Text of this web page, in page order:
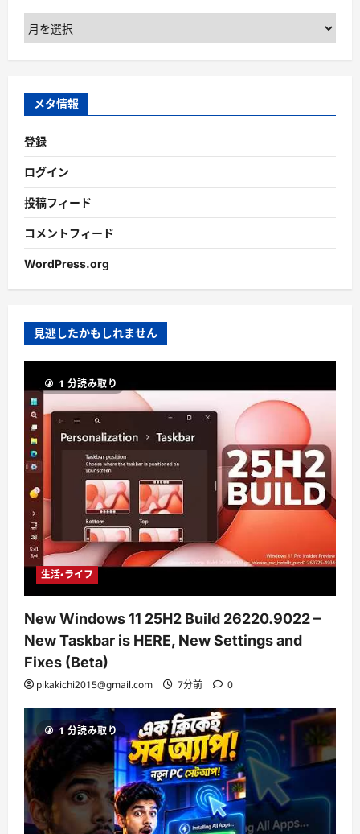
ア
ー
カ
ブ
メタ情報
登録
ログイン
投稿フィード
コメントフィード
WordPress.org
見逃したかもしれません
1 分読み取り
生活・ライフ
New Windows 11 25H2 Build 26220.9022 –
New Taskbar is HERE, New Settings and
Fixes (Beta)
pikakichi2015@gmail.com 7分前 0
1 分読み取り